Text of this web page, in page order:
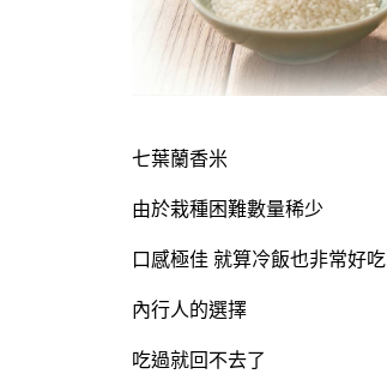
七葉蘭香米
由於栽種困難數量稀少
口感極佳 就算冷飯也非常好吃
內行人的選擇
吃過就回不去了